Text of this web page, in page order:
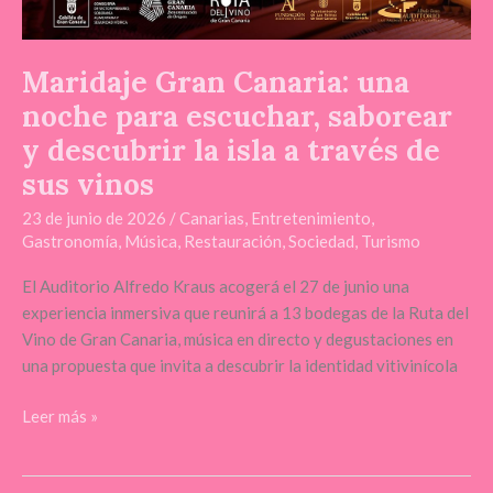
Maridaje Gran Canaria: una
noche para escuchar, saborear
y descubrir la isla a través de
sus vinos
23 de junio de 2026 /Canarias, Entretenimiento,
Gastronomía, Música, Restauración,Sociedad, Turismo
El Auditorio Alfredo Kraus acogerá el 27 de junio una
experiencia inmersiva que reunirá a 13 bodegas de la Ruta del
Vino de Gran Canaria, música en directo y degustaciones en
una propuesta que invita a descubrir la identidad vitivinícola
Leer más »